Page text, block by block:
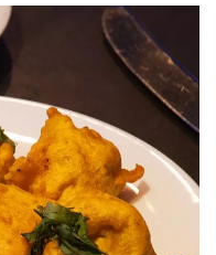
Rechercher